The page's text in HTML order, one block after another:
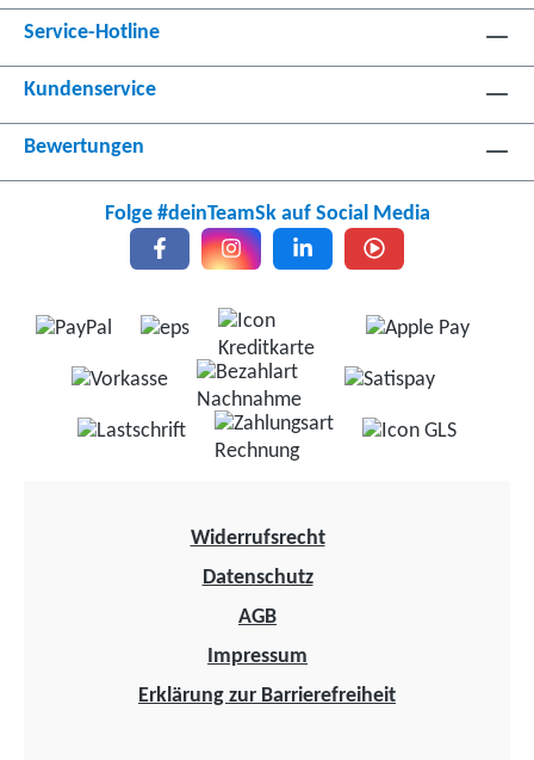
Service-Hotline
Kundenservice
Bewertungen
Folge #deinTeamSk auf Social Media
Widerrufsrecht
Datenschutz
AGB
Impressum
Erklärung zur Barrierefreiheit